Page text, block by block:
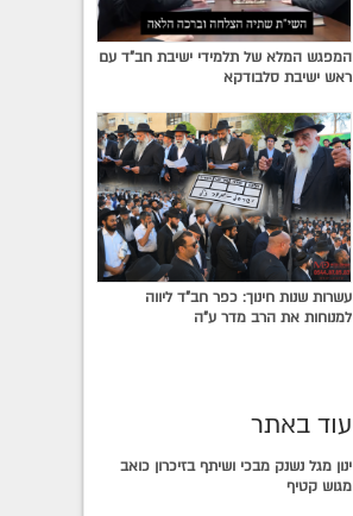
המפגש המלא של תלמידי ישיבת חב"ד עם
ראש ישיבת סלבודקא
עשרות שנות חינוך: כפר חב"ד ליווה
למנוחות את הרב מדר ע"ה
עוד באתר
ינון מגל נשנק מבכי ושיתף בזיכרון כואב
מגוש קטיף